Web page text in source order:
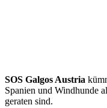
SOS Galgos Austria
Spanien und Windhunde
geraten sind.